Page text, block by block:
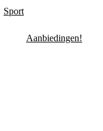
Sport
Aanbiedingen!